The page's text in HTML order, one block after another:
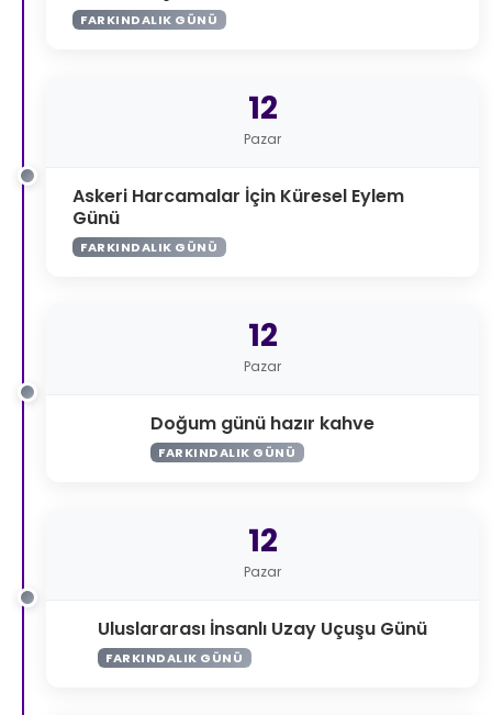
FARKINDALIK GÜNÜ
12
Pazar
Askeri Harcamalar İçin Küresel Eylem
Günü
FARKINDALIK GÜNÜ
12
Pazar
Doğum günü hazır kahve
FARKINDALIK GÜNÜ
12
Pazar
Uluslararası İnsanlı Uzay Uçuşu Günü
FARKINDALIK GÜNÜ